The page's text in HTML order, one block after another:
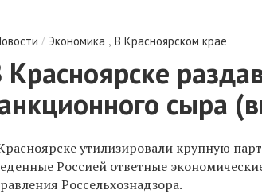
/ Экономика ,В Красноярском крае
Красноярске
сыра
утилизировали крупную
Россией ответные
Россельхознадзора.